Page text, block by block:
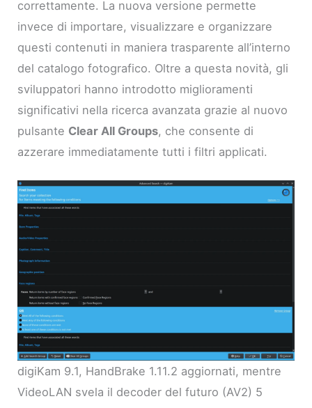
correttamente. La nuova versione permette
invece di importare, visualizzare e organizzare
questi contenuti in maniera trasparente all’interno
del catalogo fotografico. Oltre a questa novità, gli
sviluppatori hanno introdotto miglioramenti
significativi nella ricerca avanzata grazie al nuovo
pulsante Clear All Groups, che consente di
azzerare immediatamente tutti i filtri applicati.
digiKam 9.1, HandBrake 1.11.2 aggiornati, mentre
VideoLAN svela il decoder del futuro (AV2) 5